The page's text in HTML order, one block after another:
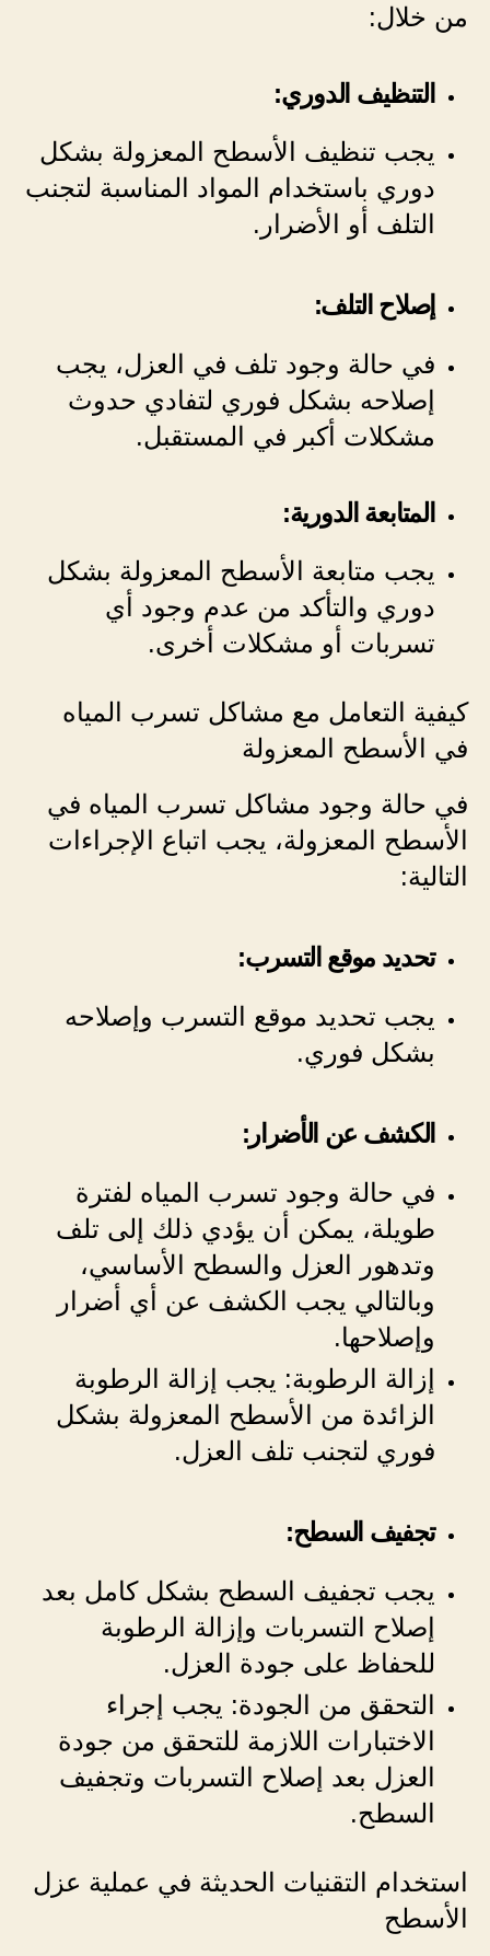
من خلال:
التنظيف الدوري:
يجب تنظيف الأسطح المعزولة بشكل
دوري باستخدام المواد المناسبة لتجنب
التلف أو الأضرار.
إصلاح التلف:
في حالة وجود تلف في العزل، يجب
إصلاحه بشكل فوري لتفادي حدوث
مشكلات أكبر في المستقبل.
المتابعة الدورية:
يجب متابعة الأسطح المعزولة بشكل
دوري والتأكد من عدم وجود أي
تسربات أو مشكلات أخرى.
كيفية التعامل مع مشاكل تسرب المياه
في الأسطح المعزولة
في حالة وجود مشاكل تسرب المياه في
الأسطح المعزولة، يجب اتباع الإجراءات
التالية:
تحديد موقع التسرب:
يجب تحديد موقع التسرب وإصلاحه
بشكل فوري.
الكشف عن الأضرار:
في حالة وجود تسرب المياه لفترة
طويلة، يمكن أن يؤدي ذلك إلى تلف
وتدهور العزل والسطح الأساسي،
وبالتالي يجب الكشف عن أي أضرار
وإصلاحها.
إزالة الرطوبة: يجب إزالة الرطوبة
الزائدة من الأسطح المعزولة بشكل
فوري لتجنب تلف العزل.
تجفيف السطح:
يجب تجفيف السطح بشكل كامل بعد
إصلاح التسربات وإزالة الرطوبة
للحفاظ على جودة العزل.
التحقق من الجودة: يجب إجراء
الاختبارات اللازمة للتحقق من جودة
العزل بعد إصلاح التسربات وتجفيف
السطح.
استخدام التقنيات الحديثة في عملية عزل
الأسطح